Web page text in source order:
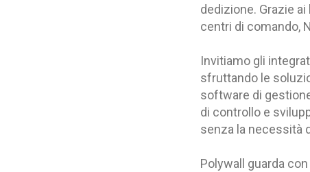
dedizione. Grazie
centri di comando,
Invitiamo gli
sfruttando le
software di
di controllo e
senza la necessità
Polywall guarda